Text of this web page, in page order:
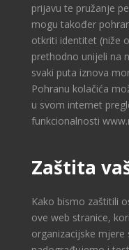
prijavu te pružanje
mogu također
otkriti identitet (niže
prethodno unijeli na
svaki puta iznova
Pohranu kolačića
u svom internet
funkcionalnosti
Zaštita
Kako bismo zaštitili
ove web stranice,
organizacijske